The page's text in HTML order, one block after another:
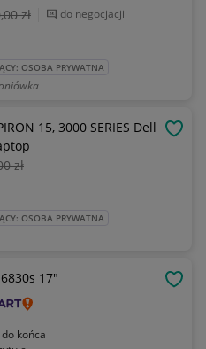
,00 zł do negocjacji
OSOBA PRYWATNA
15, 3000 SERIES Dell
zł
OSOBA PRYWATNA
17"
do końca